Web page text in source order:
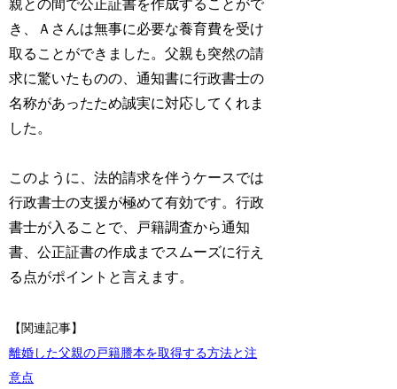
親との間で公正証書を作成することがで
き、Ａさんは無事に必要な養育費を受け
取ることができました。父親も突然の請
求に驚いたものの、通知書に行政書士の
名称があったため誠実に対応してくれま
した。
このように、法的請求を伴うケースでは
行政書士の支援が極めて有効です。行政
書士が入ることで、戸籍調査から通知
書、公正証書の作成までスムーズに行え
る点がポイントと言えます。
【関連記事】
離婚した父親の戸籍謄本を取得する方法と注
意点